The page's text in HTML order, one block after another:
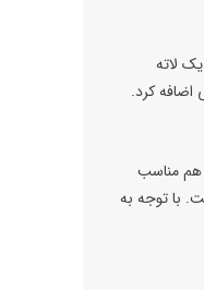
لاته
کرد.
هم مناسب
۲۰ تا ۳۰ فنجان ماچا کافی است. با توجه به